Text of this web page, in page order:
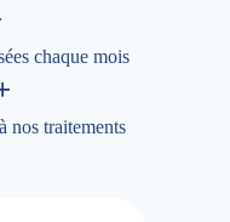
chaque mois
nos traitements